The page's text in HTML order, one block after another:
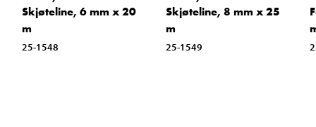
Skjøteline, 6 mm x 20
m
25-1548
Skjøteline, 8 mm x 25
m
25-1549